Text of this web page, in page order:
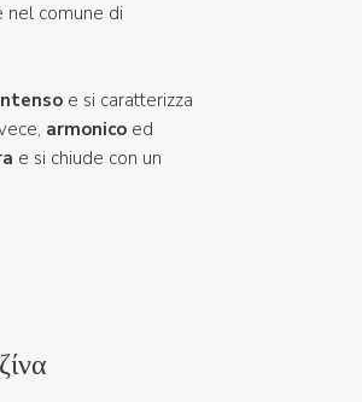
nel comune di
e si caratterizza
armonico ed
e si chiude con un